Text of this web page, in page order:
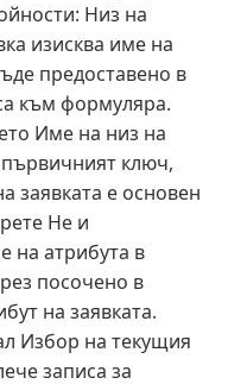
Низ на
изисква име на
предоставено в
към формуляра.
Име на низ на
ключ,
заявката е основен
Не и
на атрибута в
посочено в
на заявката.
Избор на текущия
записа за